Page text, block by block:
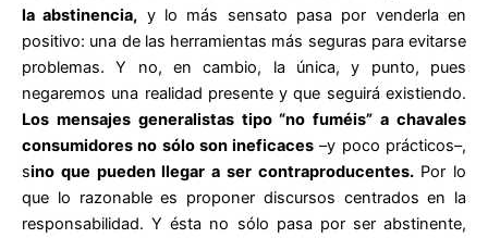
la abstinencia, y lo más sensato pasa por venderla en
positivo: una de las herramientas más seguras para evitarse
problemas. Y no, en cambio, la única, y punto, pues
negaremos una realidad presente y que seguirá existiendo.
Los mensajes generalistas tipo “no fuméis” a chavales
consumidores no sólo son ineficaces –y poco prácticos–,
sino que pueden llegar a ser contraproducentes.Por lo
que lo razonable es proponer discursos centrados en la
responsabilidad. Y ésta no sólo pasa por ser abstinente,